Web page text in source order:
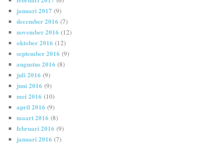
januari 2017 (9)
december 2016 (7)
november 2016 (12)
oktober 2016 (12)
september 2016 (9)
augustus 2016 (8)
juli 2016 (9)
juni 2016 (9)
mei 2016 (10)
april 2016 (9)
maart 2016 (8)
februari 2016 (9)
januari 2016 (7)